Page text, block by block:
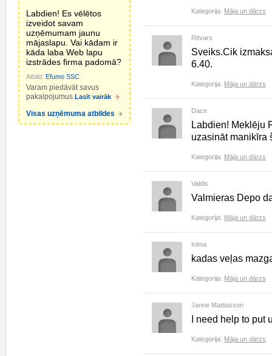
Labdien! Es vēlētos
izveidot savam
uzņēmumam jaunu
mājaslapu. Vai kādam ir
kāda laba Web lapu
izstrādes firma padomā?
Atbild: Efumo SSC
Varam piedāvāt savus
pakalpojumus Lasīt vairāk
Visas uzņēmuma atbildes
Kategorija: Māja un dārzs
Ritvars
Sveiks.Cik
6.40.
Kategorija: Māja un dārzs
Dace
Labdien! Meklēju
uzasināt manikīra
Kategorija: Māja un dārzs
Valdis
Valmieras Depo
Kategorija: Māja un dārzs
Irēna
kadas veļas
Kategorija: Māja un dārzs
Janne Mattiasson
I need help to
Kategorija: Māja un dārzs